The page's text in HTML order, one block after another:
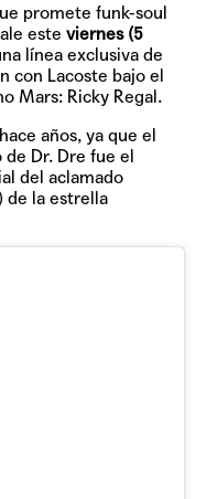
promete funk-soul
esteviernes (5
línea exclusiva de
con Lacoste bajo el
Mars: Ricky Regal.
años, ya que el
Dr. Dre fue el
del aclamado
de la estrella